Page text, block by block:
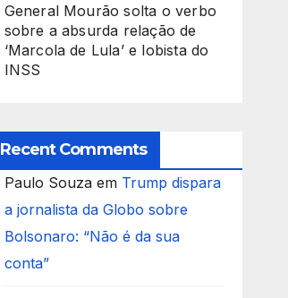
General Mourão solta o verbo
sobre a absurda relação de
‘Marcola de Lula’ e lobista do
INSS
Recent Comments
Paulo Souzaem Trump dispara
a jornalista da Globo sobre
Bolsonaro: “Não é da sua
conta”